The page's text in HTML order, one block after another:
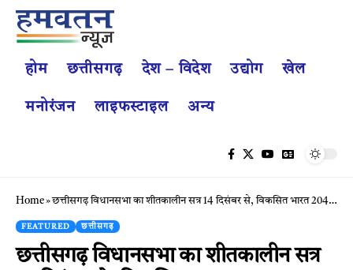
होम छत्तीसगढ़ देश – विदेश उद्योग खेल
मनोरंजन लाइफस्टाइल अन्य
Home»छत्तीसगढ़ विधानसभा का शीतकालीन सत्र 14 दिसंबर से, विकसित भारत 2047 पर होगी व्यापक चर्चा
FEATURED छत्तीसगढ़
छत्तीसगढ़ विधानसभा का शीतकालीन सत्र